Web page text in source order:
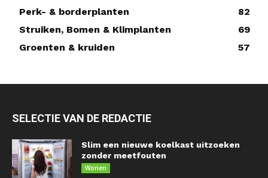
Perk- & borderplanten
82
Struiken, Bomen & Klimplanten
69
Groenten & kruiden
57
SELECTIE VAN DE REDACTIE
Slim een nieuwe koelkast uitzoeken
zonder meetfouten
Wonen